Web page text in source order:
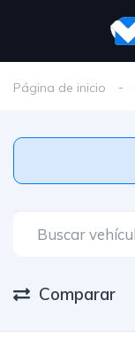
Página de inicio
Comparar